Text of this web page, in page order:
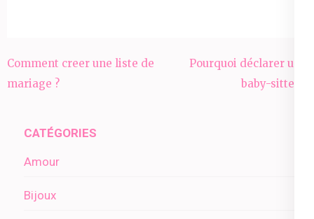
Navigation
de
Comment creer une liste de
mariage ?
Pourquoi déclarer une
baby-sitter ?
CATÉGORIES
Amour
Bijoux